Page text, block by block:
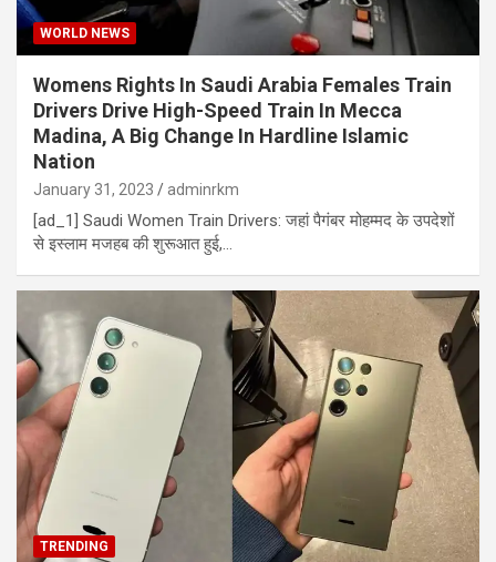
WORLD NEWS
Womens Rights In Saudi Arabia Females Train
Drivers Drive High-Speed Train In Mecca
Madina, A Big Change In Hardline Islamic
Nation
January 31, 2023 adminrkm
[ad_1] Saudi Women Train Drivers: जहां पैगंबर मोहम्‍मद के उपदेशों
से इस्‍लाम मजहब की शुरूआत हुई,…
TRENDING